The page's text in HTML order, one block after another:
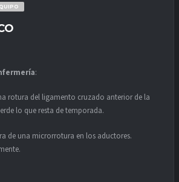
:
rotura del ligamento cruzado anterior de la
lo que resta de temporada.
de una microrrotura en los aductores.